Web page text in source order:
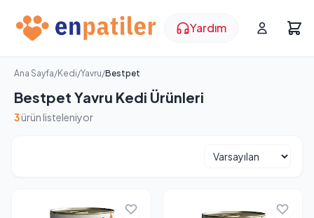
Yardım
Ana Sayfa/Kedi/Yavru/Bestpet
Bestpet Yavru Kedi Ürünleri
3ürün listeleniyor